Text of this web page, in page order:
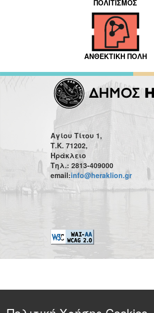
ΠΟΛΙΤΙΣΜΟΣ
ΑΝΘΕΚΤΙΚΗ ΠΟΛΗ
Αγίου Τίτου 1,
Τ.Κ. 71202,
Ηράκλειο
Τηλ.: 2813-409000
email:info@heraklion.gr